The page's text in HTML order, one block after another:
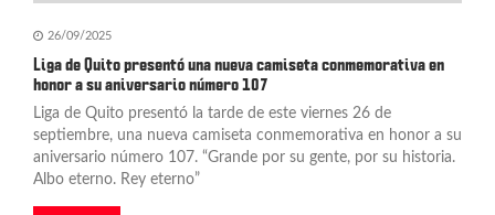
26/09/2025
Liga de Quito presentó una nueva camiseta conmemorativa en
honor a su aniversario número 107
Liga de Quito presentó la tarde de este viernes 26 de
septiembre, una nueva camiseta conmemorativa en honor a su
aniversario número 107. “Grande por su gente, por su historia.
Albo eterno. Rey eterno”